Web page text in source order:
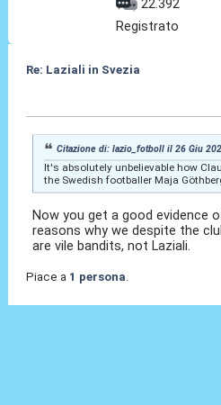
22.392
Registrato
Re: Laziali in Svezia
Citazione di: lazio_fotboll il 26 Giu
It's absolutely unbelievable how
the Swedish footballer Maja
Now you get a good evidence
reasons why we despite the
are vile bandits, not Laziali.
Piace a 1 persona.